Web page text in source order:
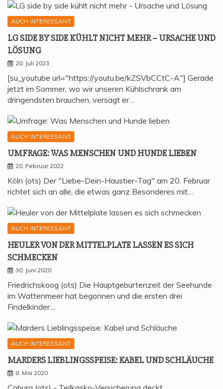
AUCH INTERESSANT
LG SIDE BY SIDE KÜHLT NICHT MEHR – URSA­CHE UND
LÖSUNG
20. Juli 2023
[su_youtube url="https://youtu.be/kZSVbCCtC-A"] Gerade
jetzt im Sommer, wo wir unseren Kühlschrank am
dringendsten brauchen, versagt er…
AUCH INTERESSANT
UMFRA­GE: WAS MEN­SCHEN UND HUN­DE LIEBEN
20. Februar 2022
Köln (ots) Der "Liebe-Dein-Haustier-Tag" am 20. Februar
richtet sich an alle, die etwas ganz Besonderes mit…
AUCH INTERESSANT
HEU­LER VON DER MIT­TEL­P­LA­TE LAS­SEN ES SICH
SCHMECKEN
30. Juni 2020
Friedrichskoog (ots) Die Hauptgeburtenzeit der Seehunde
im Wattenmeer hat begonnen und die ersten drei
Findelkinder…
AUCH INTERESSANT
MAR­DERS LIEB­LINGS­SPEI­SE: KABEL UND SCHLÄUCHE
8. Mai 2020